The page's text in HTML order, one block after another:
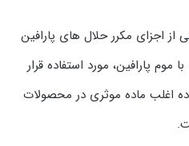
از اجزای مکرر حلال های پارافین
پارافین، مورد استفاده قرار
اغلب ماده موثری در محصولات